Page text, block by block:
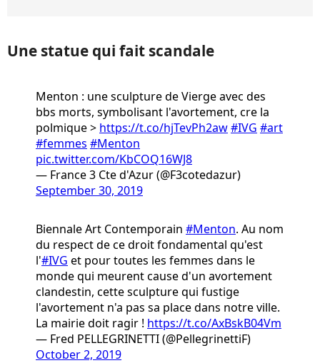
Une statue qui fait scandale
Menton : une sculpture de Vierge avec des
bbs morts, symbolisant l'avortement, cre la
polmique > https://t.co/hjTevPh2aw#IVG #art
#femmes #Menton
pic.twitter.com/KbCOQ16WJ8
— France 3 Cte d'Azur (@F3cotedazur)
September 30, 2019
Biennale Art Contemporain #Menton. Au nom
du respect de ce droit fondamental qu'est
l'#IVG et pour toutes les femmes dans le
monde qui meurent cause d'un avortement
clandestin, cette sculpture qui fustige
l'avortement n'a pas sa place dans notre ville.
La mairie doit ragir ! https://t.co/AxBskB04Vm
— Fred PELLEGRINETTI (@PellegrinettiF)
October 2, 2019